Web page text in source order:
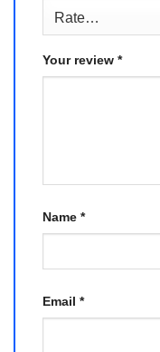
Your review *
Name *
Email *